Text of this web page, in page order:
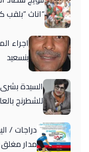
“اناث “بلقب
اجراء
بنسعيد
السيدة
للشطرنج
دراجات /
مدار مغلق